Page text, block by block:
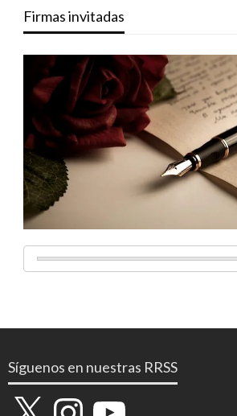
Firmas invitadas
Síguenos en nuestras RRSS
X InstagramYouTube